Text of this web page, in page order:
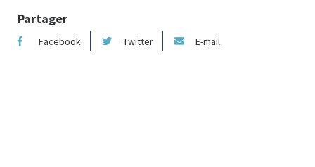
Partager
Facebook Twitter E-mail